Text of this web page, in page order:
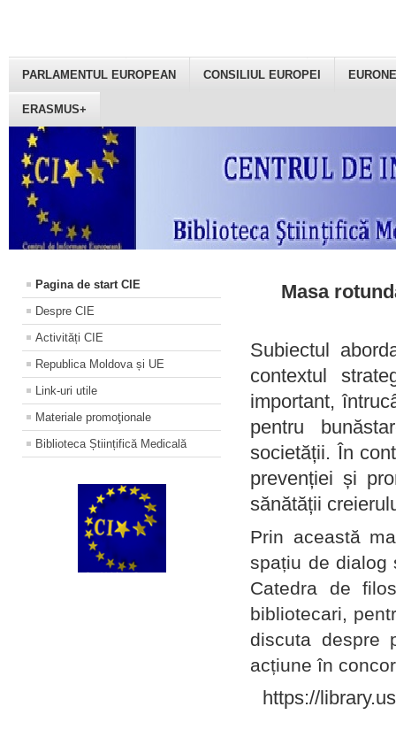
PARLAMENTUL EUROPEAN CONSILIUL EUROPEI
ERASMUS+
Pagina de start CIE
Despre CIE
Activități CIE
Republica Moldova și UE
Link-uri utile
Materiale promoţionale
Biblioteca Științifică Medicală
Masa
Subiectul
contextul
important,
pentru
societății. În
prevenției și
sănătății
Prin această
spațiu de dialog
Catedra de
bibliotecari,
discuta despre
acțiune în
https://